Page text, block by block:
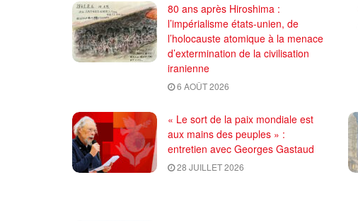
80 ans après Hiroshima :
l’impérialisme états-unien, de
l’holocauste atomique à la menace
d’extermination de la civilisation
iranienne
6 AOÛT 2026
« Le sort de la paix mondiale est
aux mains des peuples » :
entretien avec Georges Gastaud
28 JUILLET 2026